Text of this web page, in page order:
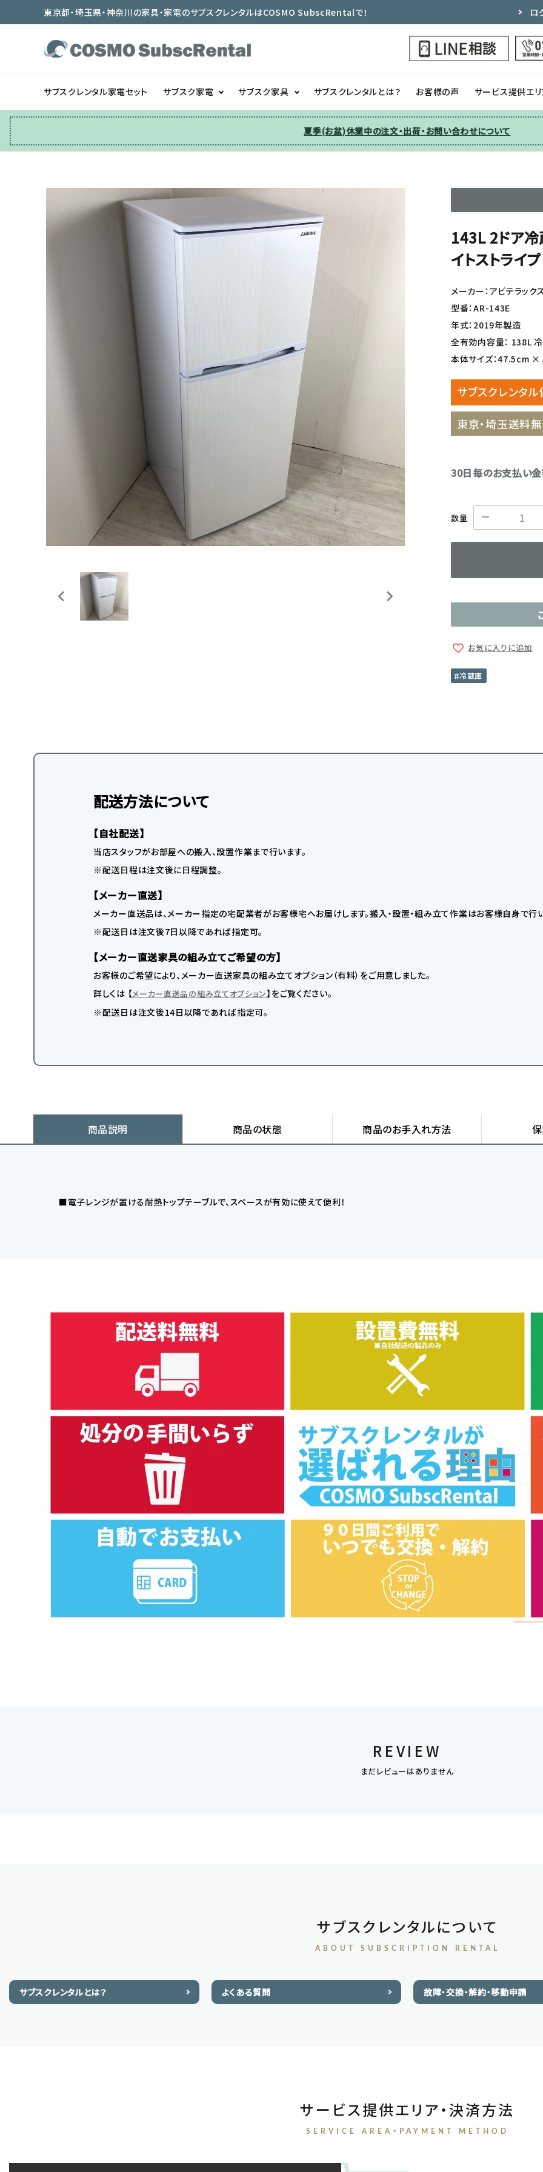
東京都・埼玉県・神奈川の家具・家電のサブスクレンタルはCOSMO SubscRentalで！ ロ
サブスクレンタル家電セット サブスク家電
冷蔵庫 洗濯機 季節家電
サブスク家具
テーブル/デスク チェア ソファー
ベッド/寝具
サブスクレンタルとは？ お客様の声 サービス提供エ
夏季(お盆)休業中の注文・出荷・お問い合わせについて
143L 2ドア
イトストライ
メーカー：アビテラック
型番：AR-143E
年式：2019年製造
全有効内容量： 138L
本体サイズ：47.5cm
サブスクレンタ
東京・埼玉送料
30日毎のお支払い
数量
お気に入りに追加
冷蔵庫
配送方法について
【自社配送】
当店スタッフがお部屋への搬入、設置作業まで行います。
※配送日程は注文後に日程調整。
【メーカー直送】
メーカー直送品は、メーカー指定の宅配業者がお客様宅へお届けします。搬入・設置・組み立て作業はお客様自身で行
※配送日は注文後7日以降であれば指定可。
【メーカー直送家具の組み立てご希望の方】
お客様のご希望により、メーカー直送家具の組み立てオプション（有料）をご用意しました。
詳しくは 【メーカー直送品の組み立てオプション】をご覧ください。
※配送日は注文後14日以降であれば指定可。
商品説明 商品の状態 商品のお手入れ方法
■電子レンジが置ける耐熱トップテーブルで、スペースが有効に使えて便利！
REVIEW
まだレビューはありません
サブスクレンタルについて
ABOUT SUBSCRIPTION RENTAL
サブスクレンタルとは？ よくある質問 故障・交換・解約・移動申請
サービス提供エリア・決済方法
SERVICE AREA・PAYMENT METHOD